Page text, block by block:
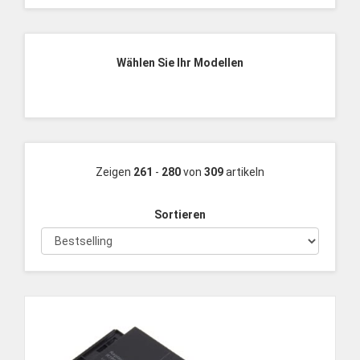
Wählen Sie Ihr Modellen
Zeigen 261 - 280von 309artikeln
Sortieren